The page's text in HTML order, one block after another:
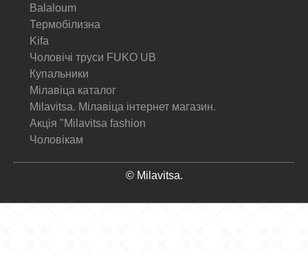
Balaloum
Термобілизна
Kifa
Чоловічі труси FUKO UB
Купальники
Мілавіца каталог
Milavitsa. Мілавіца інтернет магазин.
Акція "Milavitsa fashion
Чоловікам
© Milavitsa.